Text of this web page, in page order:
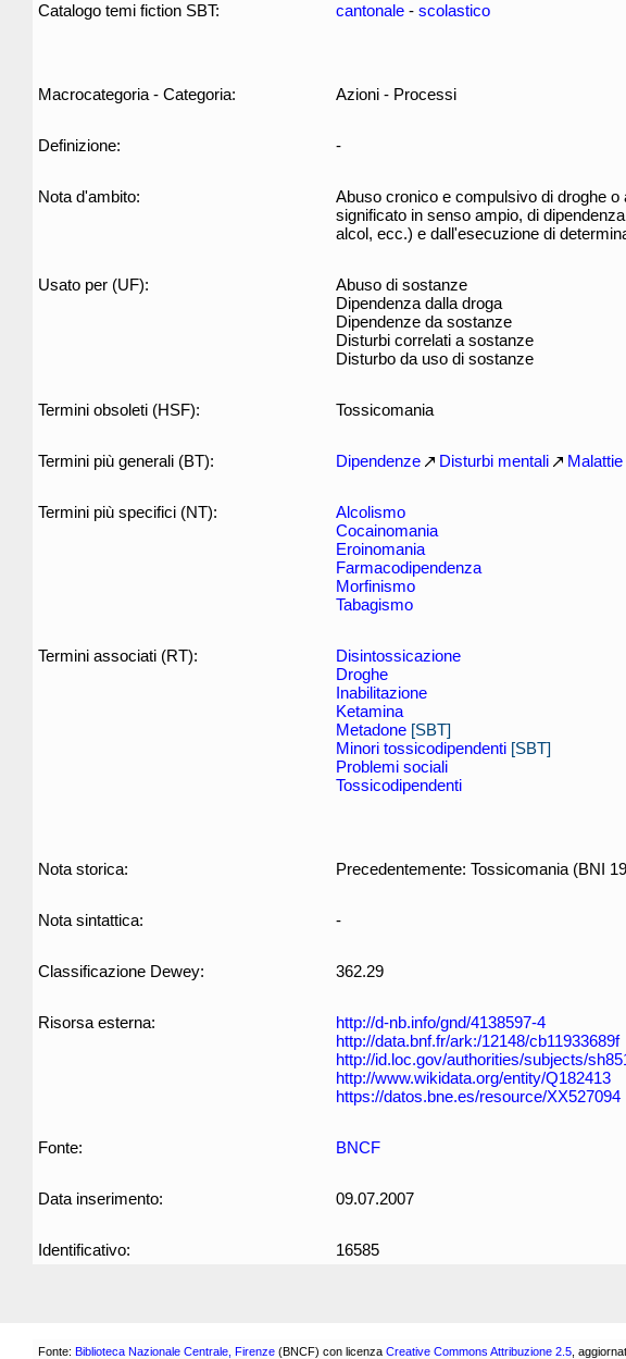
Catalogo temi fiction SBT:
cantonale - scolastico
Macrocategoria - Categoria: Azioni - Processi
Definizione: -
Nota d'ambito:
Abuso cronico e compulsivo di droghe
significato in senso ampio, di
alcol, ecc.) e dall'esecuzione di
Usato per (UF):
Abuso di sostanze
Dipendenza dalla droga
Dipendenze da sostanze
Disturbi correlati a sostanze
Disturbo da uso di sostanze
Termini obsoleti (HSF): Tossicomania
Termini più generali (BT): Dipendenze Disturbi mentali Malattie
Termini più specifici (NT):
Alcolismo
Cocainomania
Eroinomania
Farmacodipendenza
Morfinismo
Tabagismo
Termini associati (RT):
Disintossicazione
Droghe
Inabilitazione
Ketamina
Metadone [SBT]
Minori tossicodipendenti [SBT]
Problemi sociali
Tossicodipendenti
Nota storica: Precedentemente: Tossicomania (BNI
Nota sintattica: -
Classificazione Dewey: 362.29
Risorsa esterna:
http://d-nb.info/gnd/4138597-4
http://data.bnf.fr/ark:/12148/cb11933689f
http://id.loc.gov/authorities/subjects/
http://www.wikidata.org/entity/Q182413
https://datos.bne.es/resource/XX527094
Fonte: BNCF
Data inserimento: 09.07.2007
Identificativo: 16585
Fonte: Biblioteca Nazionale Centrale, Firenze (BNCF) con licenza Creative Commons Attribuzione 2.5 ,